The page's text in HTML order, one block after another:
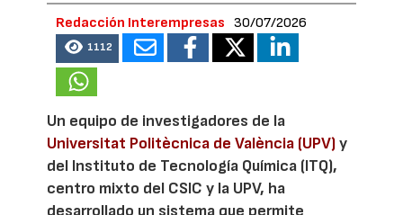
Redacción Interempresas 30/07/2026
1112
Un equipo de investigadores de la
Universitat Politècnica de València (UPV)y
del Instituto de Tecnología Química (ITQ),
centro mixto del CSIC y la UPV, ha